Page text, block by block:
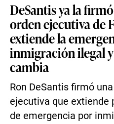
DeSantis ya la
orden ejecutiva de
extiende la
inmigración ilegal
cambia
Ron DeSantis firmó
ejecutiva que extiende
de emergencia por